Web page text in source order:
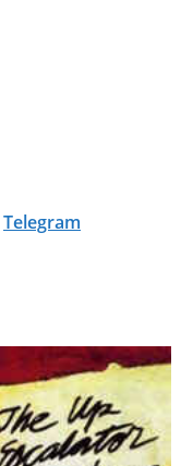
Telegram